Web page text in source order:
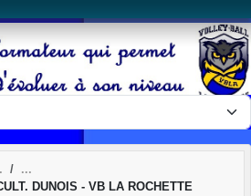
DUNOIS - VB LA ROCHETTE